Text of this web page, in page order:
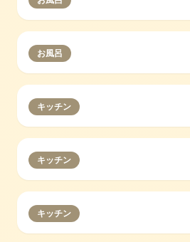
お風呂
キッチン
キッチン
キッチン